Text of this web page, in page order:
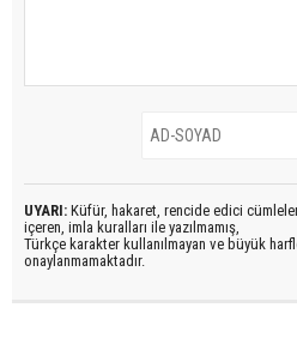
UYARI: Küfür, hakaret, rencide edici
içeren, imla kuralları ile yazılmamış,
Türkçe karakter kullanılmayan ve büyük
onaylanmamaktadır.